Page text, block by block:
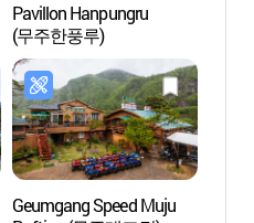
Pavillon Hanpungru
(무주한풍루)
Geumgang Speed Muju